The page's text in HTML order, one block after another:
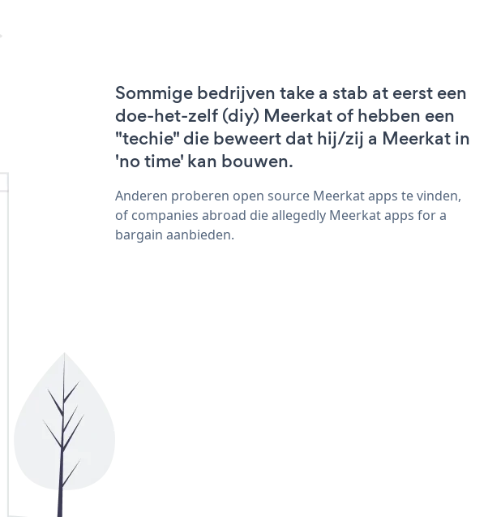
Sommige bedrijven take a stab at eerst een
doe-het-zelf (diy) Meerkat of hebben een
"techie" die beweert dat hij/zij a Meerkat in
'no time' kan bouwen.
Anderen proberen open source Meerkat apps te vinden,
of companies abroad die allegedly Meerkat apps for a
bargain aanbieden.